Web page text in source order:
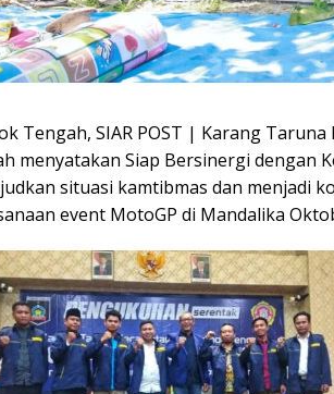
Tengah, SIAR POST | Karang
menyatakan Siap Bersinergi dengan
situasi kamtibmas dan menjadi
event MotoGP di Mandalika